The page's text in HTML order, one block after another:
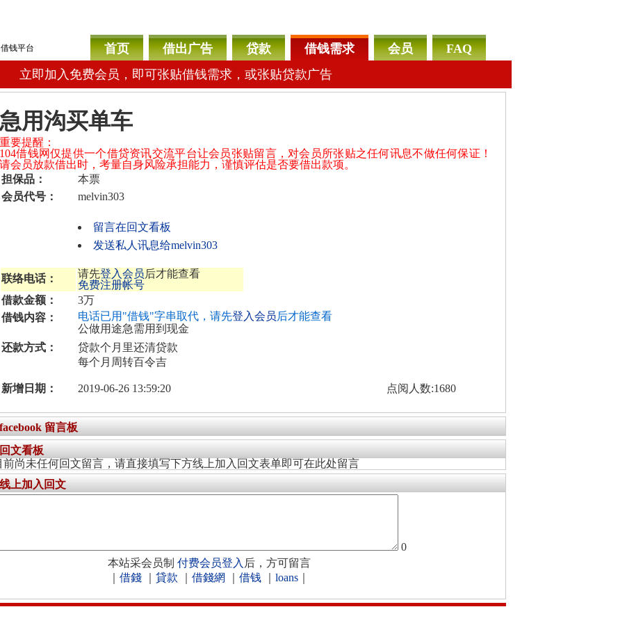
钱平台 首页 借出广告 贷款 借钱需求 会员
FAQ
立即加入免费会员，即可张贴借钱需求，或张贴贷款广告
急用沟买单车
重要提醒：
104借钱网仅提供一个借贷资讯交流平台让会员张贴留言，对会员所张贴之任何讯息不做任何保证！
请会员放款借出时，考量自身风险承担能力，谨慎评估是否要借出款项。
担保品：
本票
会员代号：
melvin303
留言在回文看板
发送私人讯息给melvin303
联络电话： 请先登入会员后才能查看
免费注册帐号
借款金额：
3万
借钱内容：
电话已用"借钱"字串取代，请先登入会员后才能查看
公做用途急需用到现金
还款方式：
贷款个月里还清贷款
每个月周转百令吉
新增日期： 2019-06-26 13:59:20 点阅人数:1680
facebook 留言板
回文看板
前尚未任何回文留言，请直接填写下方线上加入回文表单即可在此处留言
线上加入回文
0
本站采会员制 付费会员登入 后，方可留言
借錢 貸款 借錢網 借钱 loans